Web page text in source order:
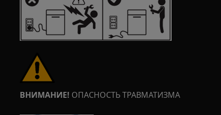
ВНИМАНИЕ! ОПАСНОСТЬ ТРАВМАТИЗМА